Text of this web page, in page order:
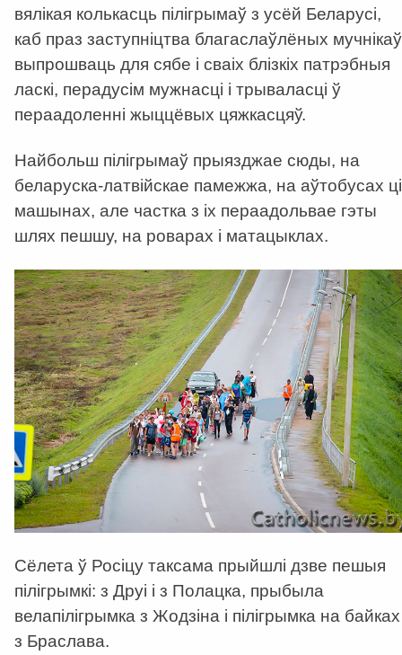
вялікая колькасць пілігрымаў з усёй Беларусі,
каб праз заступніцтва благаслаўлёных мучнікаў
выпрошваць для сябе і сваіх блізкіх патрэбныя
ласкі, перадусім мужнасці і трываласці ў
пераадоленні жыццёвых цяжкасцяў.
Найбольш пілігрымаў прыязджае сюды, на
беларуска-латвійскае памежжа, на аўтобусах ці
машынах, але частка з іх пераадольвае гэты
шлях пешшу, на роварах і матацыклах.
Сёлета ў Росіцу таксама прыйшлі дзве пешыя
пілігрымкі: з Друі і з Полацка, прыбыла
велапілігрымка з Жодзіна і пілігрымка на байках
з Браслава.